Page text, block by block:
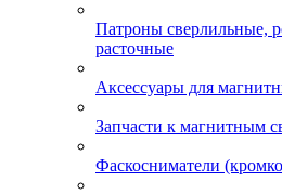
Патроны сверлильные,
расточные
Аксессуары для
Запчасти к магнитным
Фаскосниматели